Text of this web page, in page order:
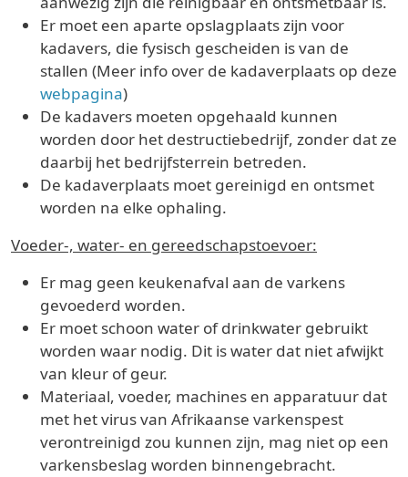
Er moet een aparte opslagplaats zijn voor
kadavers, die fysisch gescheiden is van de
stallen (Meer info over de kadaverplaats op deze
webpagina)
De kadavers moeten opgehaald kunnen
worden door het destructiebedrijf, zonder dat ze
daarbij het bedrijfsterrein betreden.
De kadaverplaats moet gereinigd en ontsmet
worden na elke ophaling.
Voeder-, water- en gereedschapstoevoer:
Er mag geen keukenafval aan de varkens
gevoederd worden.
Er moet schoon water of drinkwater gebruikt
worden waar nodig. Dit is water dat niet afwijkt
van kleur of geur.
Materiaal, voeder, machines en apparatuur dat
met het virus van Afrikaanse varkenspest
verontreinigd zou kunnen zijn, mag niet op een
varkensbeslag worden binnengebracht.